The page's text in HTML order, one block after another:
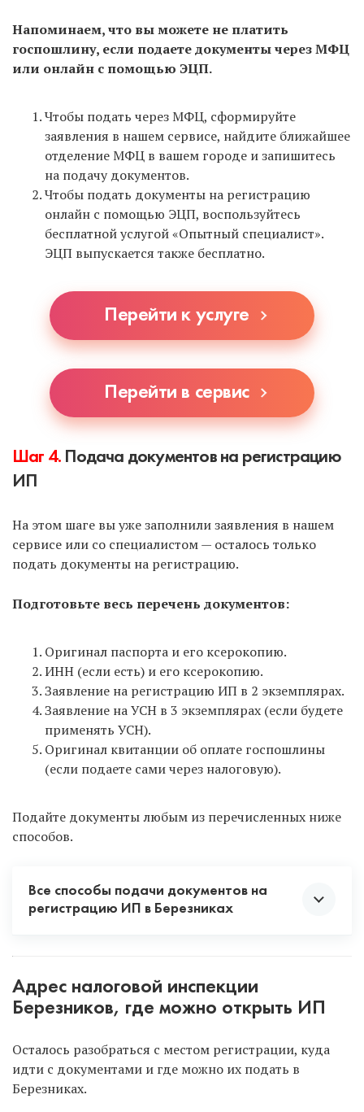
Напоминаем, что вы можете не платить
госпошлину, если подаете документы через МФЦ
или онлайн с помощью ЭЦП.
Чтобы подать через МФЦ, сформируйте
заявления в нашем сервисе, найдите ближайшее
отделение МФЦ в вашем городе и запишитесь
на подачу документов.
Чтобы подать документы на регистрацию
онлайн с помощью ЭЦП, воспользуйтесь
бесплатной услугой «Опытный специалист».
ЭЦП выпускается также бесплатно.
Перейти к услуге
Перейти в сервис
Шаг 4. Подача документов на регистрацию
ИП
На этом шаге вы уже заполнили заявления в нашем
сервисе или со специалистом — осталось только
подать документы на регистрацию.
Подготовьте весь перечень документов:
Оригинал паспорта и его ксерокопию.
ИНН (если есть) и его ксерокопию.
Заявление на регистрацию ИП в 2 экземплярах.
Заявление на УСН в 3 экземплярах (если будете
применять УСН).
Оригинал квитанции об оплате госпошлины
(если подаете сами через налоговую).
Подайте документы любым из перечисленных ниже
способов.
Все способы подачи документов на
регистрацию ИП в Березниках
помощью ЭЦП.Рекомендуем только через
услугу «Опытный специалист», потому что ЭЦП в
данном случае полностью бесплатна для вас. Если
же будете сами заказывать ЭЦП, то придется
заплатить и ехать в удостоверяющий центр.
Адрес налоговой инспекции
Березников, где можно открыть ИП
Осталось разобраться с местом регистрации, куда
идти с документами и где можно их подать в
Березниках.